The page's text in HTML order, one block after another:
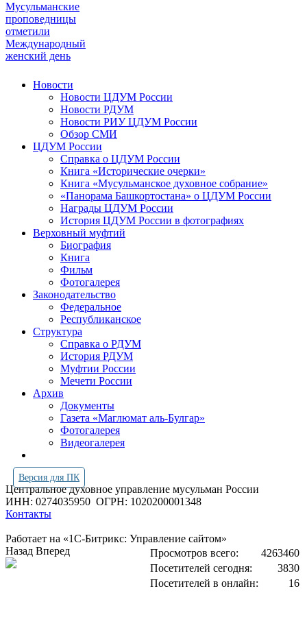
Мусульманские
проповедницы
отметили
Международный
женский день
Новости
Новости ЦДУМ России
Новости РДУМ
Новости РИУ ЦДУМ России
Обзор СМИ
ЦДУМ России
Справка о ЦДУМ России
Книга «Исторические очерки»
Книга «Мусульманское духовное собрание»
«Панорама Башкортостана» о ЦДУМ России
Награды ЦДУМ России
История ЦДУМ России в фотографиях
Верховный муфтий
Биография
Книга
Фильм
Фотогалерея
Законодательство
Федеральное
Республиканское
Структура
Справка о РДУМ
История РДУМ
Муфтии России
Мечети России
Архив
Документы
Газета «Маглюмат аль-Булгар»
Фотогалерея
Видеогалерея
Версия для ПК
Центральное духовное управление мусульман России
ИНН: 0274035950 ОГРН: 1020200001348
Контакты
Работает на «1С-Битрикс: Управление сайтом»
Просмотров всего:
4263460
Посетителей сегодня:
3830
Посетителей в онлайн:
16
Назад Вперед